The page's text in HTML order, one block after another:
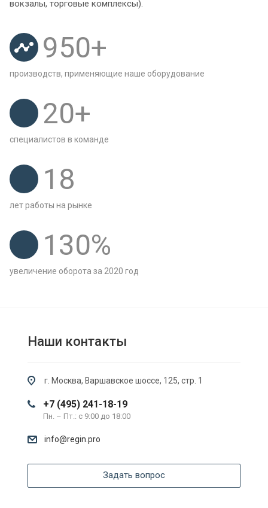
вокзалы, торговые комплексы).
950+
производств, применяющие наше оборудование
20+
специалистов в команде
18
лет работы на рынке
130%
увеличение оборота за 2020 год
Наши контакты
г. Москва, Варшавское шоссе, 125, стр. 1
+7 (495) 241-18-19
Пн. – Пт.: с 9:00 до 18:00
info@regin.pro
Задать вопрос